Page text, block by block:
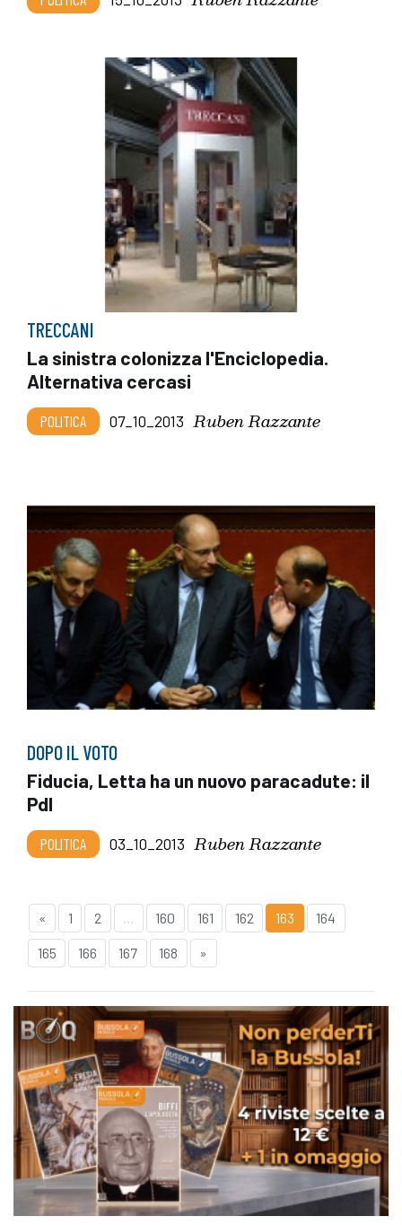
TRECCANI
La sinistra colonizza l'Enciclopedia.
Alternativa cercasi
POLITICA 07_10_2013 Ruben Razzante
DOPO IL VOTO
Fiducia, Letta ha un nuovo paracadute: il
Pdl
POLITICA 03_10_2013 Ruben Razzante
« 1 2 ... 160 161 162 163 164
165 166 167 168 »